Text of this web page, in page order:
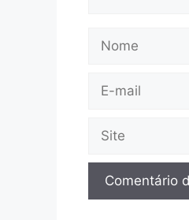
Nome
Site